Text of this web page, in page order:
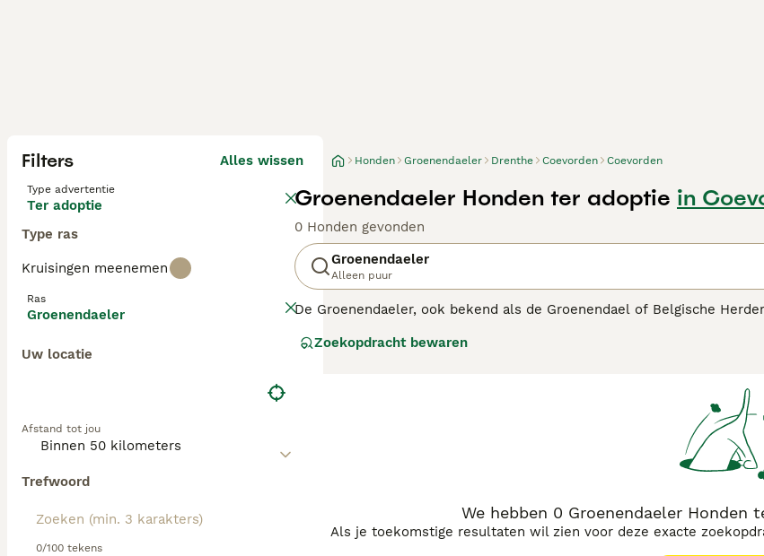
Filters Alles wissen
Type advertentie
Ter adoptie
Type ras
Kruisingen meenemen
Ras
Groenendaeler
Uw locatie
Afstand tot jou
Trefwoord
0/100 tekens
Honden Groenendaeler Drenthe Coevorden Coevorden
Groenendaeler Honden ter adoptie in
0 Honden gevonden
Groenendaeler
Alleen puur
De Groenendaeler, ook bekend als de Groenendael of Belgische
vacht die meestal zwart van kleur is. Oorspronkelijk gefokt als
Zoekopdracht bewaren
We hebben 0 Groenendaeler Honden
Als je toekomstige resultaten wil zien voor deze exacte